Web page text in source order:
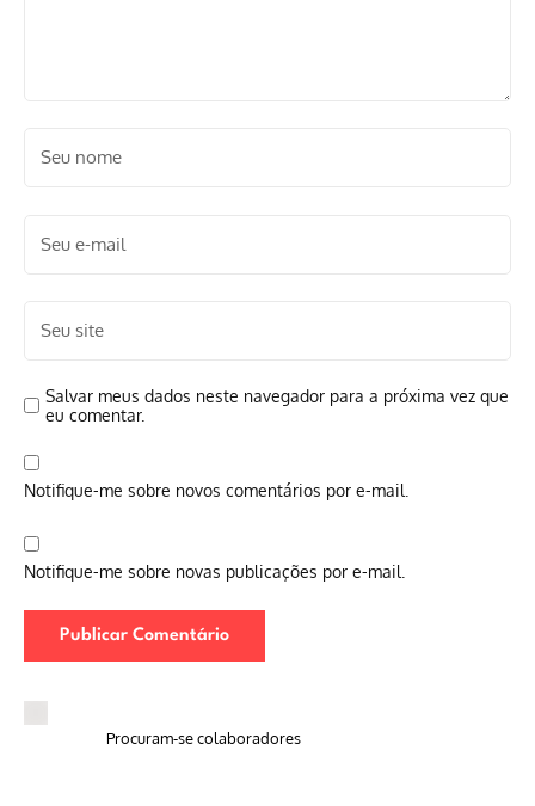
Salvar meus dados neste navegador para a próxima vez que
eu comentar.
Notifique-me sobre novos comentários por e-mail.
Notifique-me sobre novas publicações por e-mail.
Procuram-se colaboradores